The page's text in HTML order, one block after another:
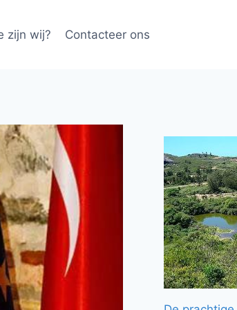
zijn wij? Contacteer ons